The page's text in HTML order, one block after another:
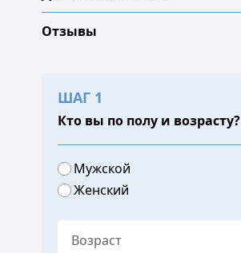
Отзывы
ШАГ 1
Кто вы по полу и возрасту?
Мужской
Женский